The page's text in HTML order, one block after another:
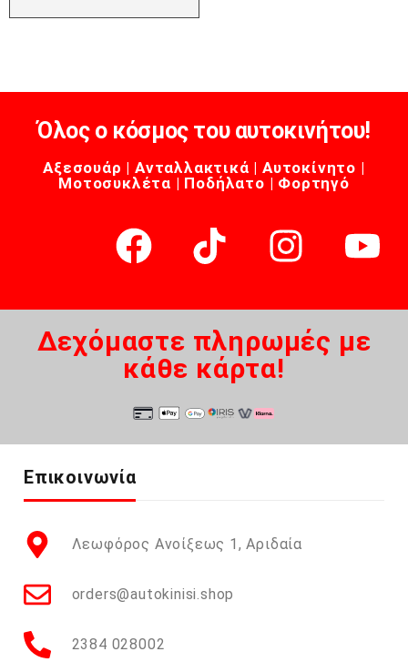
Όλος ο κόσμος του αυτοκινήτου!
Αξεσουάρ | Ανταλλακτικά | Αυτοκίνητο |
Μοτοσυκλέτα | Ποδήλατο | Φορτηγό
Δεχόμαστε πληρωμές με
κάθε κάρτα!
Επικοινωνία
Λεωφόρος Ανοίξεως 1, Αριδαία
orders@autokinisi.shop
2384 028002